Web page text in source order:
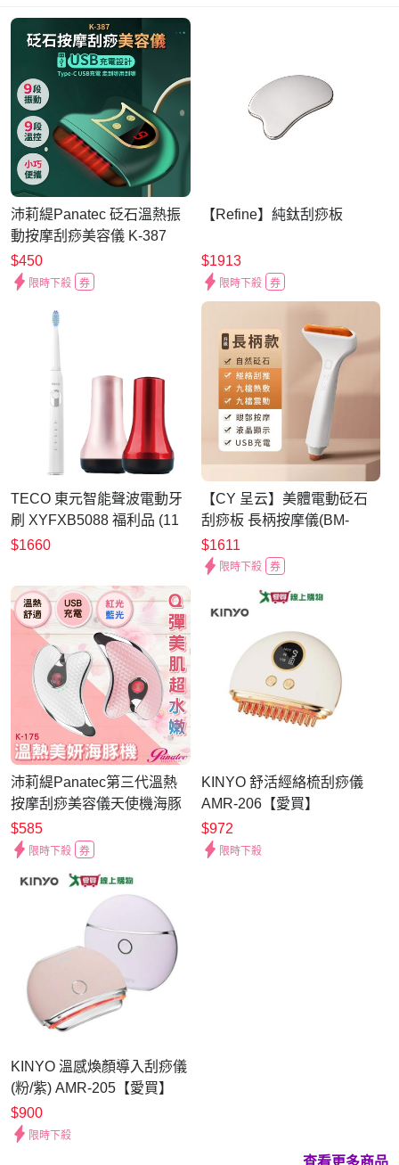
沛莉緹Panatec 砭石溫熱振
動按摩刮痧美容儀 K-387
$450
限時下殺 券
【Refine】純鈦刮痧板
$1913
限時下殺 券
TECO 東元智能聲波電動牙
刷 XYFXB5088 福利品 (11
個替換刷頭) 加贈 多功能刮
$1660
【CY 呈云】美體電動砭石
刮痧板 長柄按摩儀(BM-
012)-紅砭石
$1611
限時下殺 券
沛莉緹Panatec第三代溫熱
按摩刮痧美容儀天使機海豚
機 K-175
$585
限時下殺 券
KINYO 舒活經絡梳刮痧儀
AMR-206【愛買】
$972
限時下殺
KINYO 溫感煥顏導入刮痧儀
(粉/紫) AMR-205【愛買】
$900
限時下殺
查看更多商品